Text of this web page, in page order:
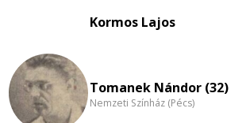
Kormos Lajos
Tomanek Nándor (32)
Nemzeti Színház (Pécs)